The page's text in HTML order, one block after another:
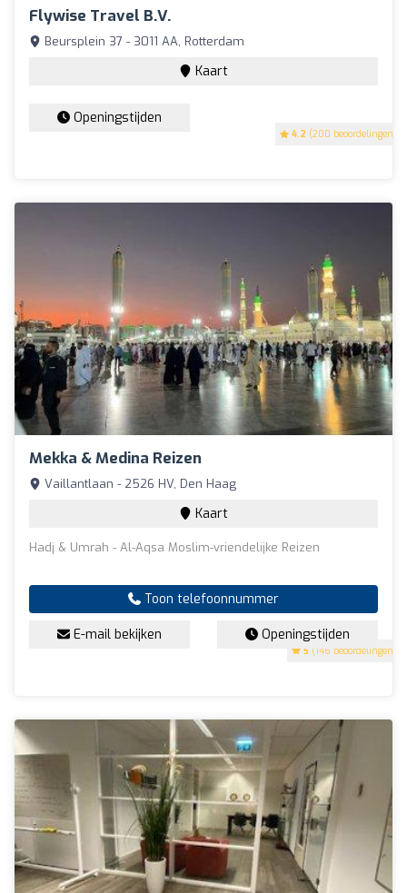
Flywise Travel B.V.
4.2 (200 beoordelingen)
Beursplein 37 - 3011 AA, Rotterdam
Kaart
Openingstijden
Mekka & Medina Reizen
5 (146 beoordelingen)
Vaillantlaan - 2526 HV, Den Haag
Kaart
Hadj & Umrah - Al-Aqsa Moslim-vriendelijke Reizen
Toon telefoonnummer
E-mail bekijken Openingstijden